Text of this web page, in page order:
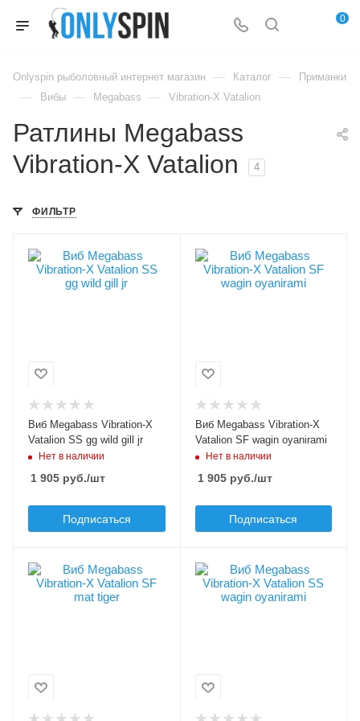
0
Onlyspin рыболовный интернет магазин — Каталог — Приманки
— Вибы — Megabass — Vibration-X Vatalion
Ратлины Megabass
Vibration-X Vatalion
4
ФИЛЬТР
Цвет приманки
gg wild gill jr
виб, раттлин
71
Вес приманки, гр
10.5
Плавучесть
Заглубление max, м
1.5
да
Виб Megabass Vibration-X
Vatalion SS gg wild gill jr
Нет в наличии
1 905 руб./шт
Подписаться
Цвет приманки
wagin oyanirami
виб, раттлин
71
Вес приманки, гр
10.5
Плавучесть
Заглубление min, м
0.5
1
Шумовой эффект
Виб Megabass Vibration-X
Vatalion SF wagin oyanirami
Нет в наличии
1 905руб./шт
Подписаться
Цвет приманки
mat tiger
виб, раттлин
Цвет приманки
wagin oyanirami
виб, раттлин